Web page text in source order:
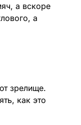
а вскоре
а
зрелище.
как это